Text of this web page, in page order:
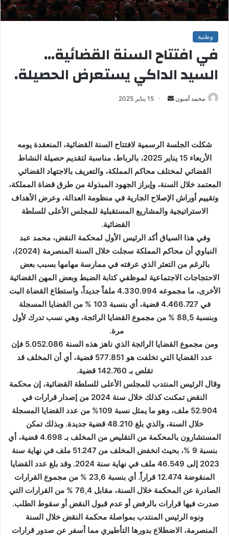
وطنية
في افتتاح السنة القضائية…
السيد الداكي يستعرض الحصيلة.
محمد أمنون
ب
ر
ي
د
ا
إ
ك
ن
ي
ا
15 يناير 2025
شكلت الجلسة الرسمية لافتتاح السنة القضائية، المنعقدة يومه
الأربعاء 15 يناير 2025، بالرباط، مناسبة لتقديم حصيلة النشاط
القضائي لمختلف محاكم المملكة، والتعريف بالاجتهاد القضائي
المعتمد خلال السنة، وإبراز الجهود المبذولة من طرق قضاة المملكة،
وتقييم أوراش الإصلاح الجارية في منظومة العدالة، وعرض الأهداف
الاستراتيجية والمشاريع المستقبلية للمجلس الأعلى للسلطة
القضائية.
وفي هذا السياق أكد الرئيس الأول لمحكمة النقض، محمد عبد
النباوي أن محاكم المملكة سجلت خلال السنة المنصرمة (2024)،
بالرغم من التعثر الذي عرفته في ممارسة مهامها بسبب بعض
الاحتجاجات الاجتماعية لموظفي كتابة الضبط وبعض المهن القضائية
الأخرى، ما مجموعه 4.330.994 ملفاً جديداً، واستطاع القضاة البت
في 4.466.727 قضية، أي بنسبة 103 % من القضايا المسجلة
وبنسبة 88,5 % من مجموع القضايا الرائجة، وهي نسب تدرك لأول
مرة.
ومن مجموع القضايا الرائجة الذي ناهز هذه السنة 5.052.086 فإن
عدد القضايا التي تخلفت هو 577.851 قضية، أي أن المخلف قد
تقلص بـ 142.760 قضية.
وقال الرئيس المنتدب للمجلس الأعلى للسلطة القضائية، إن محكمة
النقض تمكنت كذلك خلال سنة 2024 من إصدار قرارات في
52.904 ملف، وهو ما يمثل نسبة 109% من عدد القضايا المسجلة
خلال السنة، والذي بلغ 48.210 قضية جديدة. وبذلك تمكن
المستشارون بالمحكمة من التقليص من المخلف بـ 4.698 قضية، أي
بنسبة 9 %، بحيث انخفض المخلف من 51.247 ملف في نهاية سنة
2023 إلى 46.549 ملف في نهاية سنة 2024. وقد بلغ عدد القضايا
المنقوضة 12.474 قراراً. أي بنسبة 23,6 % من مجموع القرارات
الصادرة عن المحكمة خلال السنة، مقابل 76,4 % من القرارات التي
صدرت فيها قرارات بالرفض أو عدم قبول النقض أو سقوط الطلب.
ونوه الرئيس المنتدب بمواصلة محكمة النقض خلال السنة
المنصرمة، الاضطلاع بدورها التأطيري مما أسفر عن صدور قرارات